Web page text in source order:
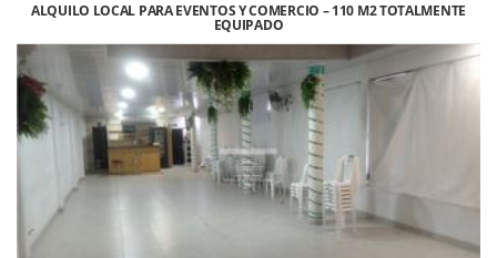
ALQUILO LOCAL PARA EVENTOS Y COMERCIO – 110 M2 TOTALMENTE
EQUIPADO